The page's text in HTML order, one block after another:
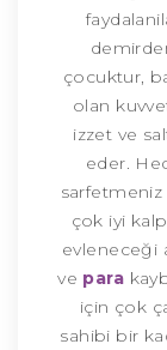
çocuktur,
olan
izzet ve
eder.
sarfetmeniz
çok iyi
evleneceği
ve para
için çok
sahibi bir